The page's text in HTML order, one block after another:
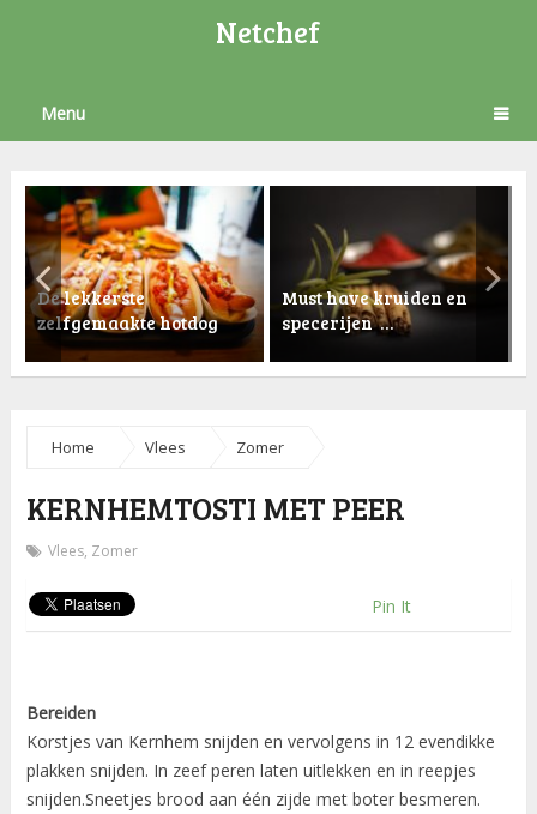
Netchef
Menu
De lekkerste
zelfgemaakte hotdog
Must have kruiden en
specerijen …
Home Vlees Zomer
KERNHEMTOSTI MET PEER
Vlees, Zomer
Pin It
Bereiden
Korstjes van Kernhem snijden en vervolgens in 12 evendikke
plakken snijden. In zeef peren laten uitlekken en in reepjes
snijden.Sneetjes brood aan één zijde met boter besmeren.